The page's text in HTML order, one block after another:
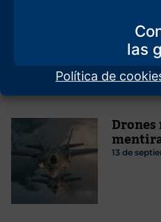
Política de
17 de abril
13 de